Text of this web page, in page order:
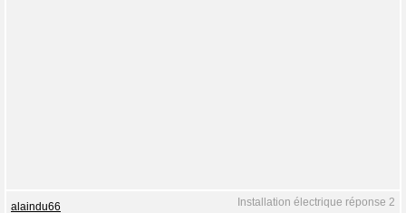
Installation électrique réponse 2
alaindu66